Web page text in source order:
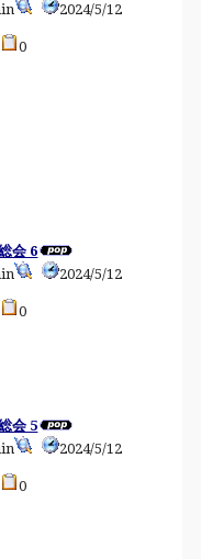
2024/5/12
0
会 6
2024/5/12
0
会 5
2024/5/12
0